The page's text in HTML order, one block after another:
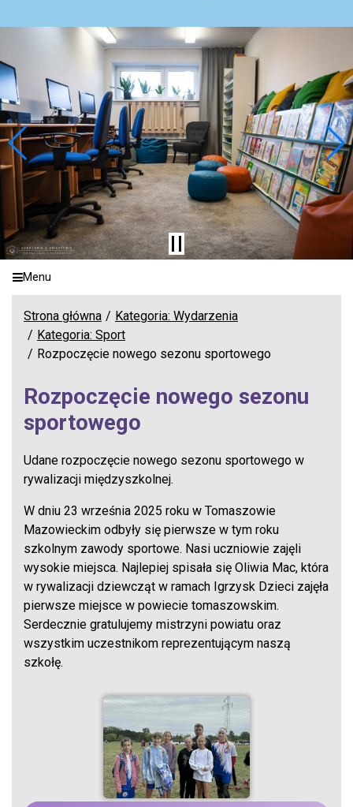
Menu
Strona główna
Kategoria: Wydarzenia
Kategoria: Sport
Rozpoczęcie nowego sezonu sportowego
Rozpoczęcie nowego sezonu
sportowego
Udane rozpoczęcie nowego sezonu sportowego w
rywalizacji międzyszkolnej.
W dniu 23 września 2025 roku w Tomaszowie
Mazowieckim odbyły się pierwsze w tym roku
szkolnym zawody sportowe. Nasi uczniowie zajęli
wysokie miejsca. Najlepiej spisała się Oliwia Mac, która
w rywalizacji dziewcząt w ramach Igrzysk Dzieci zajęła
pierwsze miejsce w powiecie tomaszowskim.
Serdecznie gratulujemy mistrzyni powiatu oraz
wszystkim uczestnikom reprezentującym naszą
szkołę.